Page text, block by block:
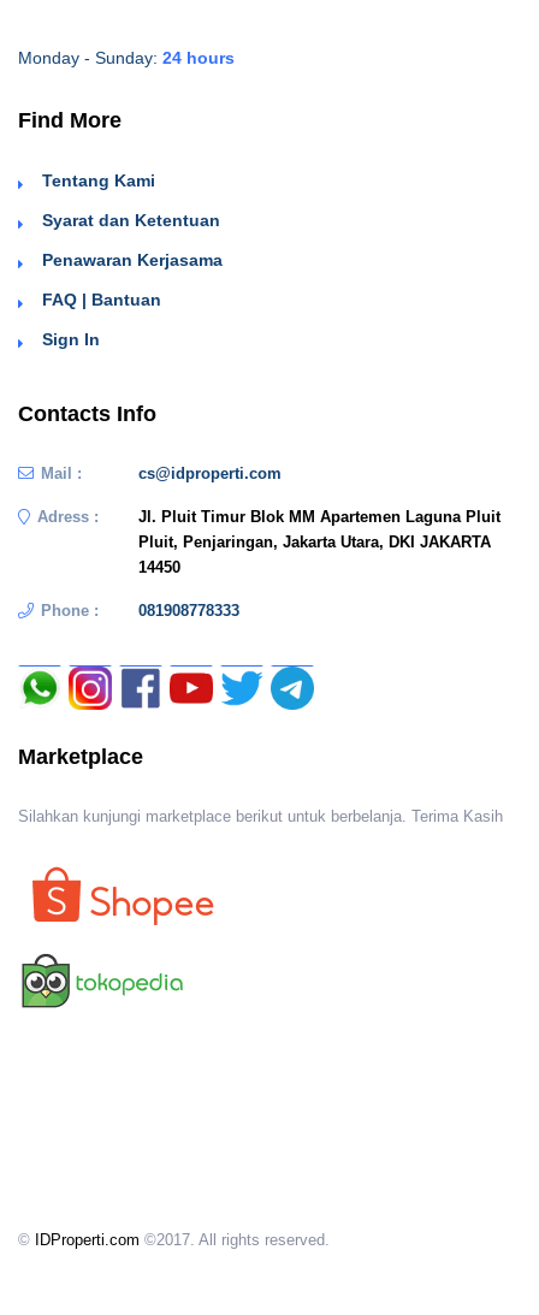
Monday - Sunday: 24 hours
Find More
Tentang Kami
Syarat dan Ketentuan
Penawaran Kerjasama
FAQ | Bantuan
Sign In
Contacts Info
Mail : cs@idproperti.com
Adress :
Jl. Pluit Timur Blok MM Apartemen Laguna Pluit
Pluit, Penjaringan, Jakarta Utara, DKI JAKARTA
14450
Phone : 081908778333
Marketplace
Silahkan kunjungi marketplace berikut untuk berbelanja. Terima Kasih
© IDProperti.com ©2017. All rights reserved.